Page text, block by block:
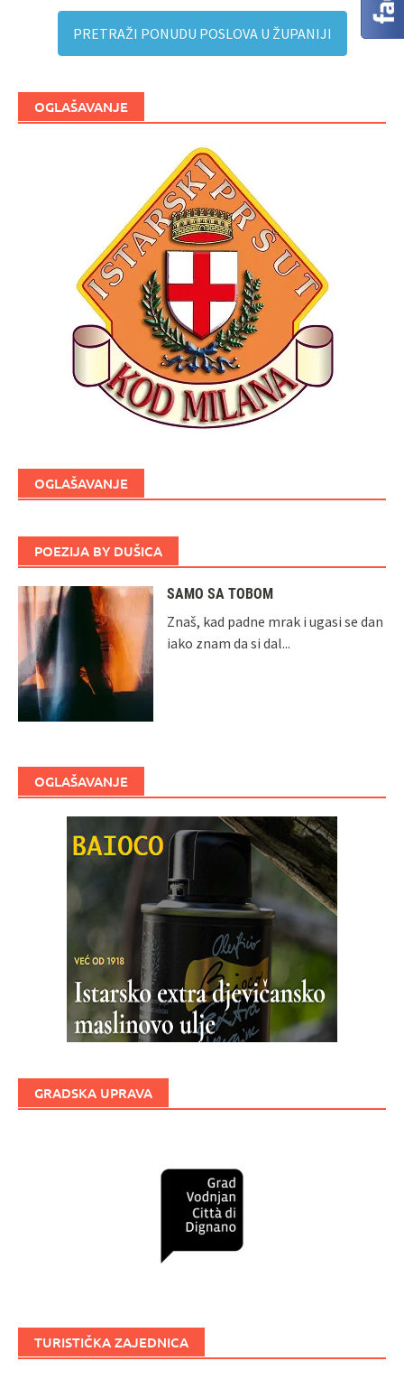
PRETRAŽI PONUDU POSLOVA U ŽUPANIJI
OGLAŠAVANJE
OGLAŠAVANJE
POEZIJA BY DUŠICA
SAMO SA TOBOM
Znaš, kad padne mrak i ugasi se dan
iako znam da si dal...
OGLAŠAVANJE
GRADSKA UPRAVA
TURISTIČKA ZAJEDNICA